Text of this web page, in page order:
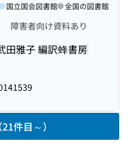
障害者向け資料あり
田雅子 編訳蜂書房
国立国会図書館 全国の図書館
件目～）